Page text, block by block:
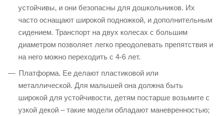
устойчивы, и они безопасны для дошкольников. Их
часто оснащают широкой подножкой, и дополнительным
сидением. Транспорт на двух колесах с большим
диаметром позволяет легко преодолевать препятствия и
на него можно переходить с 4-6 лет.
Платформа. Ее делают пластиковой или
металлической. Для малышей она должна быть
широкой для устойчивости, детям постарше возьмите с
узкой декой – такие модели обладают маневренностью;